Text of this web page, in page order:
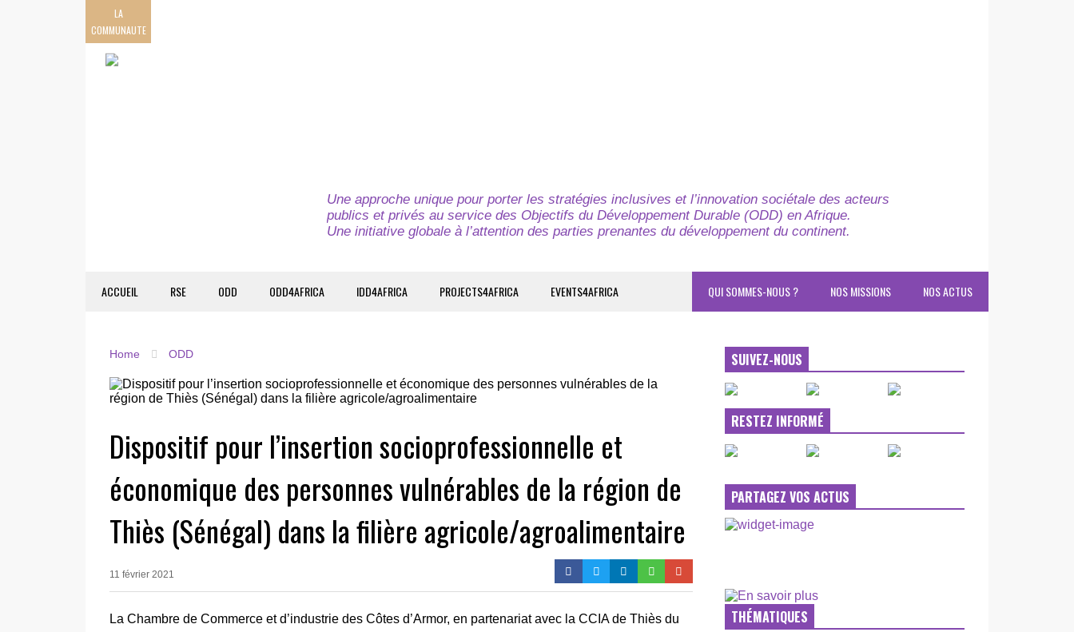
LA
COMMUNAUTE
Une approche unique pour porter les stratégies inclusives et l’innovation sociétale des acteurs
publics et privés au service des Objectifs du Développement Durable (ODD) en Afrique.
Une initiative globale à l’attention des parties prenantes du développement du continent.
ACCUEIL RSE ODD ODD4AFRICA IDD4AFRICA PROJECTS4AFRICA EVENTS4AFRICA NOS ACTUS
NOS MISSIONS
QUI SOMMES-NOUS ?
Home ODD
Dispositif pour l’insertion socioprofessionnelle et
économique des personnes vulnérables de la région de
Thiès (Sénégal) dans la filière agricole/agroalimentaire
11 février 2021
La Chambre de Commerce et d’industrie des Côtes d’Armor, en partenariat avec la CCIA de Thiès du
SUIVEZ-NOUS
RESTEZ INFORMÉ
PARTAGEZ VOS ACTUS
THÉMATIQUES